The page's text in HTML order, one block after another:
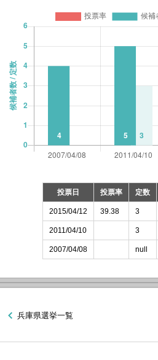
投票日 投票率 定数
2015/04/12 39.38 3
2011/04/10 3
2007/04/08 null
兵庫県選挙一覧